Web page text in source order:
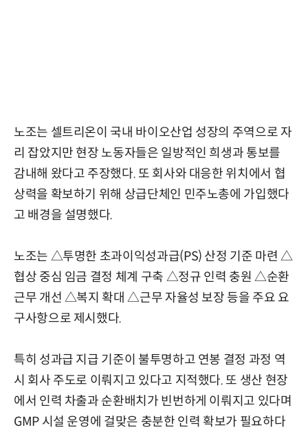
노조는 셀트리온이 국내 바이오산업 성장의 주역으로 자
리 잡았지만 현장 노동자들은 일방적인 희생과 통보를
감내해 왔다고 주장했다. 또 회사와 대응한 위치에서 협
상력을 확보하기 위해 상급단체인 민주노총에 가입했다
고 배경을 설명했다.
노조는 △투명한 초과이익성과급(PS) 산정 기준 마련 △
협상 중심 임금 결정 체계 구축 △정규 인력 충원 △순환
근무 개선 △복지 확대 △근무 자율성 보장 등을 주요 요
구사항으로 제시했다.
특히 성과급 지급 기준이 불투명하고 연봉 결정 과정 역
시 회사 주도로 이뤄지고 있다고 지적했다. 또 생산 현장
에서 인력 차출과 순환배치가 빈번하게 이뤄지고 있다며
GMP 시설 운영에 걸맞은 충분한 인력 확보가 필요하다